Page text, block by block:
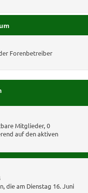
Forenbetreiber
Mitglieder, 0
auf den aktiven
die am Dienstag 16. Juni